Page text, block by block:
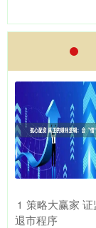
1 策略大赢家
退市程序